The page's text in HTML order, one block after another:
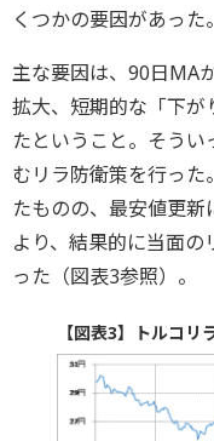
くつかの要因があった。
主な要因は、90日MA
拡大、短期的な「下が
たということ。そう
むリラ防衛策を行った
たものの、最安値更
より、結果的に当面
った（図表3参照）。
【図表3】トルコリ